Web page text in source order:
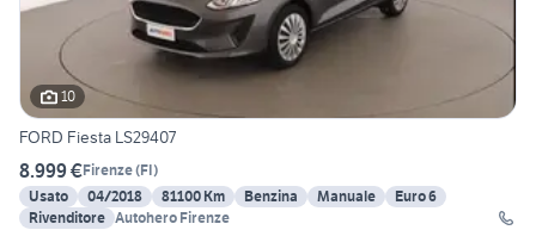
10
FORD Fiesta LS29407
8.999 €Firenze(FI)
Usato
04/2018 81100 Km Benzina Manuale
Euro 6
Rivenditore Autohero Firenze